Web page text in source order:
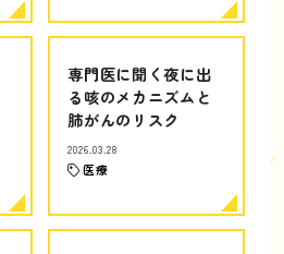
専門医に聞く夜に出
る咳のメカニズムと
肺がんのリスク
2026.03.28
医療